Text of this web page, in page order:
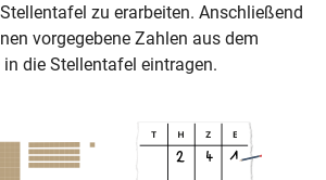
zu erarbeiten. Anschließend
vorgegebene Zahlen aus dem
die Stellentafel eintragen.